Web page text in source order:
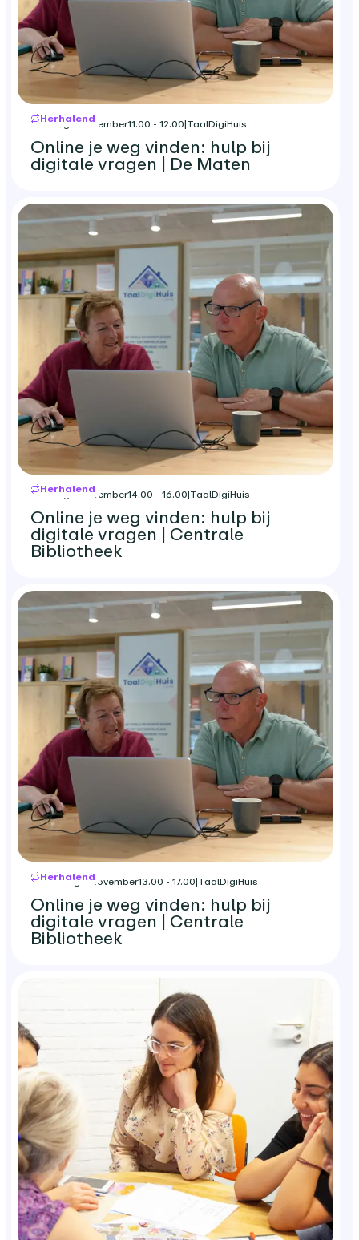
Herhalend
dinsdag 3 november11.00 - 12.00|TaalDigiHuis
Online je weg vinden: hulp bij
digitale vragen | De Maten
Herhalend
dinsdag 3 november14.00 - 16.00|TaalDigiHuis
Online je weg vinden: hulp bij
digitale vragen | Centrale
Bibliotheek
Herhalend
woensdag 4 november13.00 - 17.00|TaalDigiHuis
Online je weg vinden: hulp bij
digitale vragen | Centrale
Bibliotheek